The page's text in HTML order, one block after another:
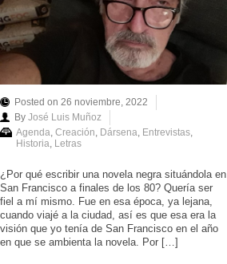
Posted on 26 noviembre, 2022
By José Luis Muñoz
Agenda Creación Dársena Entrevistas
Historia Letras
¿Por qué escribir una novela negra situándola en
San Francisco a finales de los 80? Quería ser
fiel a mí mismo. Fue en esa época, ya lejana,
cuando viajé a la ciudad, así es que esa era la
visión que yo tenía de San Francisco en el año
en que se ambienta la novela. Por […]